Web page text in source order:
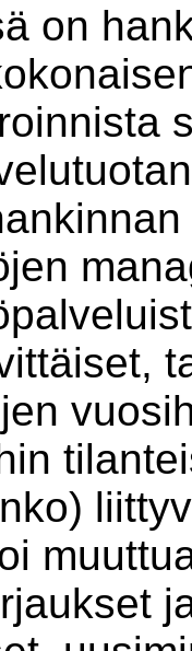
on